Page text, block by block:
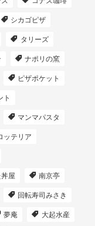
シカゴピザ
タリーズ
ナポリの窯
ピザポケット
ト
マンマパスタ
ッテリア
屋 南京亭
回転寿司みさき
夢庵 大起水産